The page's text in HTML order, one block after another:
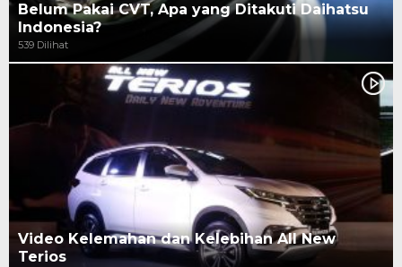
Belum Pakai CVT, Apa yang Ditakuti Daihatsu
Indonesia?
539 Dilihat
Video Kelemahan dan Kelebihan All New
Terios